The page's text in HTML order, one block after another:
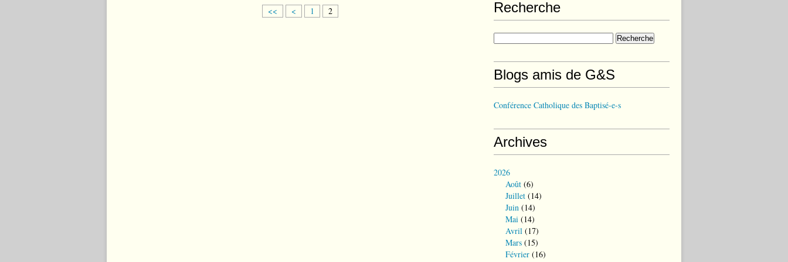
<< < 1 2 Recherche
Blogs amis de G&S
Conférence Catholique des Baptisé-e-s
Archives
2026
Août (6)
Juillet (14)
Juin (14)
Mai (14)
Avril (17)
Mars (15)
Février (16)